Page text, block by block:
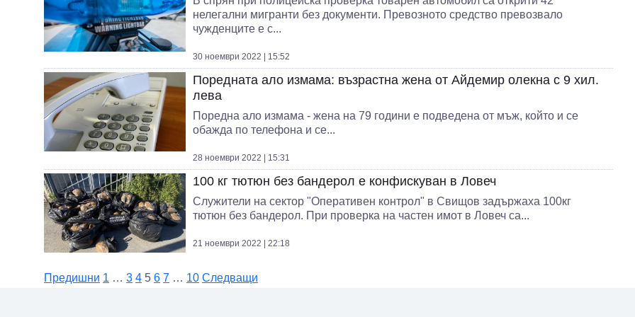
нелегални мигранти без документи. Превозното средство превозвало
чужденците е с...
30 ноември 2022 | 15:52
Поредната ало измама: възрастна жена от Айдемир олекна с 9 хил.
лева
Поредна ало измама - жена на 79 години е подведена от мъж, който и се
обажда по телефона и се...
28 ноември 2022 | 15:31
100 кг тютюн без бандерол е конфискуван в Ловеч
Служители на сектор "Оперативен контрол" в Свищов задържаха 100кг
тютюн без бандерол. При проверка на частен имот в Ловеч са...
21 ноември 2022 | 22:18
Предишни 1 … 3 4 5 6 7 … 10 Следващи